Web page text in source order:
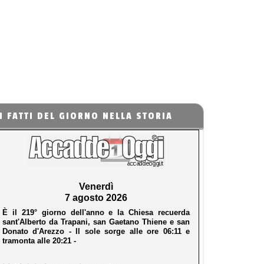
I FATTI DEL GIORNO NELLA STORIA